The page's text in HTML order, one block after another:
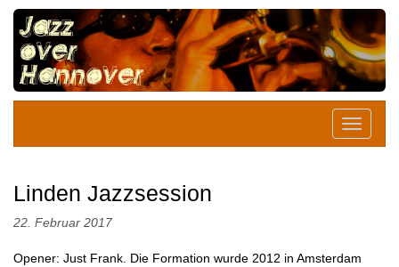
Linden Jazzsession
22. Februar 2017
Opener: Just Frank. Die Formation wurde 2012 in Amsterdam